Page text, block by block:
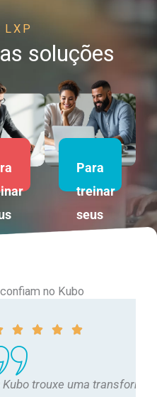
LXP
soluções
Para
treinar
seus
no Kubo